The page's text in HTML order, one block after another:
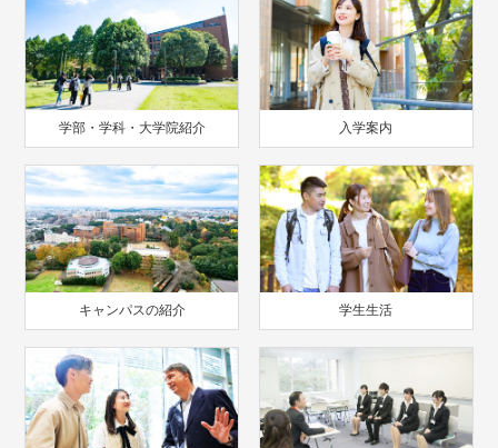
学部・学科・大学院紹介 入学案内
キャンパスの紹介 学生生活